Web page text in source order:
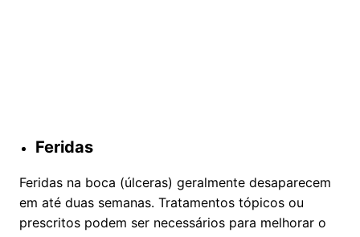
Feridas
Feridas na boca (úlceras) geralmente desaparecem
em até duas semanas. Tratamentos tópicos ou
prescritos podem ser necessários para melhorar o